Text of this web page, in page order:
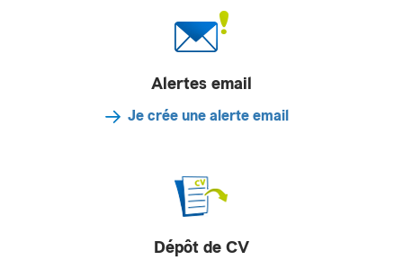
Alertes email
Je crée une alerte email
Dépôt de CV